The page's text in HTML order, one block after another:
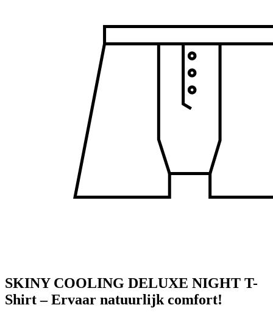
SKINY COOLING DELUXE NIGHT T-
Shirt – Ervaar natuurlijk comfort!